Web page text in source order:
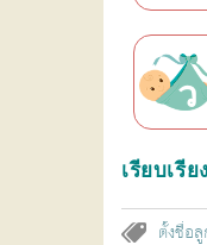
ว
เรียบเรีย
ตั้งชื่อ